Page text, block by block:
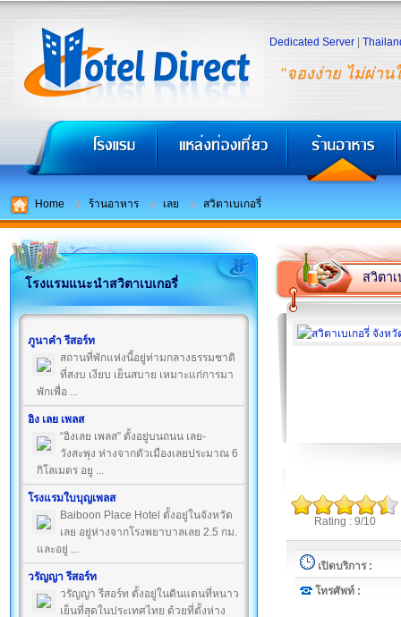
"จองง่าย ไม่ผ่าน
Dedicated Server
Home ร้านอาหาร เลย สวิตาเบเกอรี่
โรงแรมแนะนำสวิตาเบเกอรี่
ภูนาคำ รีสอร์ท
สถานที่พักแห่งนี้อยู่ท่ามกลางธรรมชาติ
ที่สงบ เงียบ เย็นสบาย เหมาะแก่การมา
พักเพื่อ ...
อิง เลย เพลส
“อิงเลย เพลส” ตั้งอยู่บนถนน เลย-
วังสะพุง ห่างจากตัวเมืองเลยประมาณ 6
กิโลเมตร อยู ...
โรงแรมใบบุญเพลส
Baiboon Place Hotel ตั้งอยู่ในจังหวัด
เลย อยู่ห่างจากโรงพยาบาลเลย 2.5 กม.
และอยู่ ...
วรัญญา รีสอร์ท
วรัญญา รีสอร์ท ตั้งอยู่ในดินแดนที่หนาว
เย็นที่สุดในประเทศไทย ด้วยที่ตั้งห่าง
สวิตาเ
Rating : 9/10
เปิดบริการ :
โทรศัพท์ :